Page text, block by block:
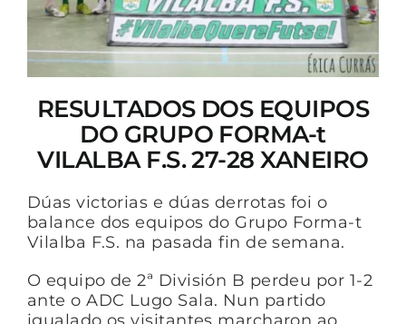
RESULTADOS DOS EQUIPOS
DO GRUPO FORMA-t
VILALBA F.S. 27-28 XANEIRO
Dúas victorias e dúas derrotas foi o
balance dos equipos do Grupo Forma-t
Vilalba F.S. na pasada fin de semana.
O equipo de 2ª División B perdeu por 1-2
ante o ADC Lugo Sala. Nun partido